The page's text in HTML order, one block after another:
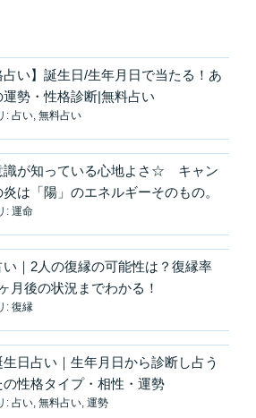
占い】誕生日/生年月日で当たる！あ
運勢・性格診断|無料占い
: 占い, 無料占い
識が知っている心地よさ☆ キャン
炎は「陽」のエネルギーそのもの。
: 運命
い｜2人の復縁の可能性は？復縁率
月後の状況までわかる！
: 復縁
日占い｜生年月日から診断し占う
の性格タイプ・相性・運勢
: 占い, 無料占い, 運勢